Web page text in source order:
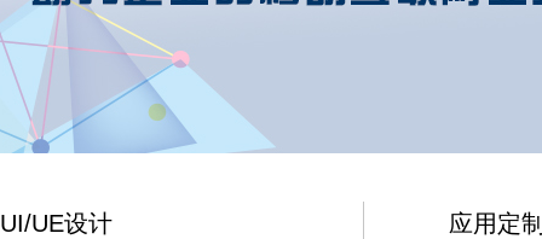
UI/UE设计 应用定